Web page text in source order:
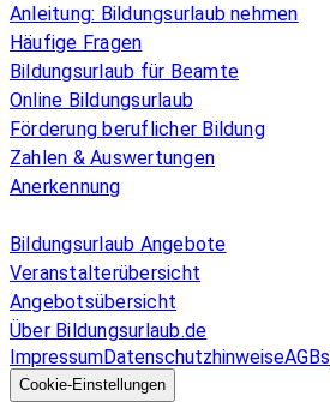
Anleitung: Bildungsurlaub nehmen
Häufige Fragen
Bildungsurlaub für Beamte
Online Bildungsurlaub
Förderung beruflicher Bildung
Zahlen & Auswertungen
Anerkennung
Bildungsurlaub Angebote
Veranstalterübersicht
Angebotsübersicht
Über Bildungsurlaub.de
ImpressumDatenschutzhinweiseAGBs
Cookie-Einstellungen